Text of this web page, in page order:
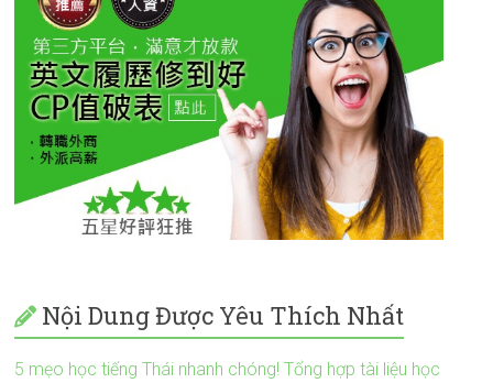
Nội Dung Được Yêu Thích Nhất
5 mẹo học tiếng Thái nhanh chóng! Tổng hợp tài liệu học